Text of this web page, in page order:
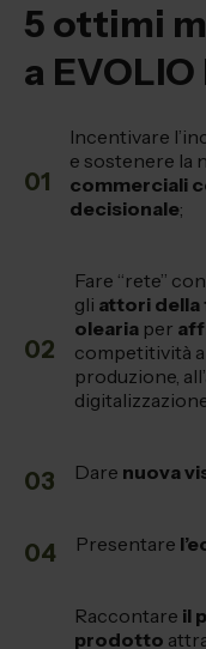
5 ottimi
a
01
Incentivare
e sostenere la
commerciali
decisionale;
02
Fare “rete”
gli attori
olearia per
competitività
produzione,
03 Dare nuova
04 Presentare
Raccontare il
prodotto